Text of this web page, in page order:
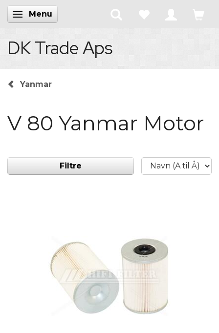
Skifte navigation
Menu
DK Trade Aps
Yanmar
V 80 Yanmar Motor
Filtre